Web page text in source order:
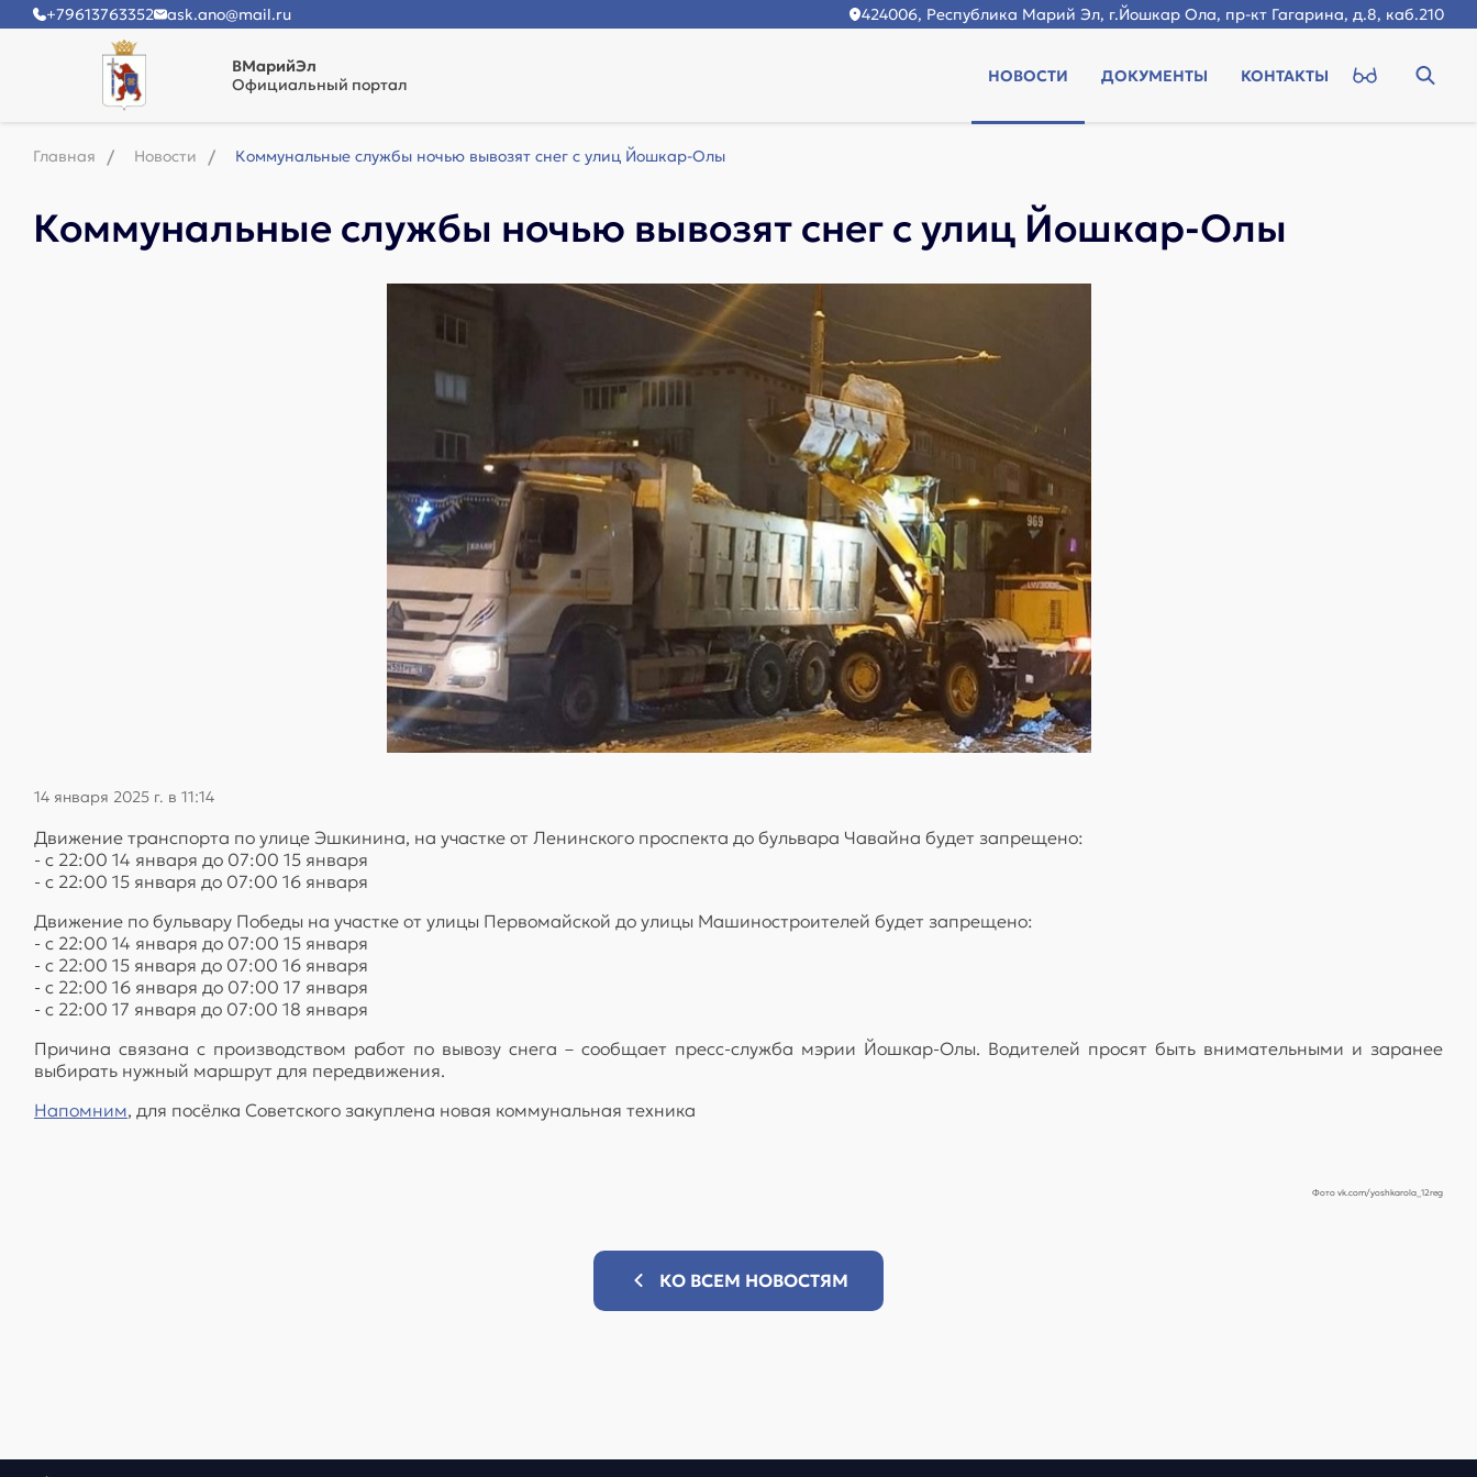
+79613763352 ask.ano@mail.ru 424006, Республика Марий Эл, г.Йошкар Ола, пр-кт Гагарина, д.8, каб.210
ВМарийЭл
Официальный портал
НОВОСТИ ДОКУМЕНТЫ КОНТАКТЫ
Главная Новости Коммунальные службы ночью вывозят снег с улиц Йошкар-Олы
Коммунальные службы ночью вывозят снег с улиц Йошкар-Олы
14 января 2025 г. в 11:14
Движение транспорта по улице Эшкинина, на участке от Ленинского проспекта до бульвара Чавайна будет запрещено:
- с 22:00 14 января до 07:00 15 января
- с 22:00 15 января до 07:00 16 января
Движение по бульвару Победы на участке от улицы Первомайской до улицы Машиностроителей будет запрещено:
- с 22:00 14 января до 07:00 15 января
- с 22:00 15 января до 07:00 16 января
- с 22:00 16 января до 07:00 17 января
- с 22:00 17 января до 07:00 18 января
Причина связана с производством работ по вывозу снега – сообщает пресс-служба мэрии Йошкар-Олы. Водителей просят быть внимательными и заранее
выбирать нужный маршрут для передвижения.
Напомним, для посёлка Советского закуплена новая коммунальная техника
Фото vk.com/yoshkarola_12reg
КО ВСЕМ НОВОСТЯМ